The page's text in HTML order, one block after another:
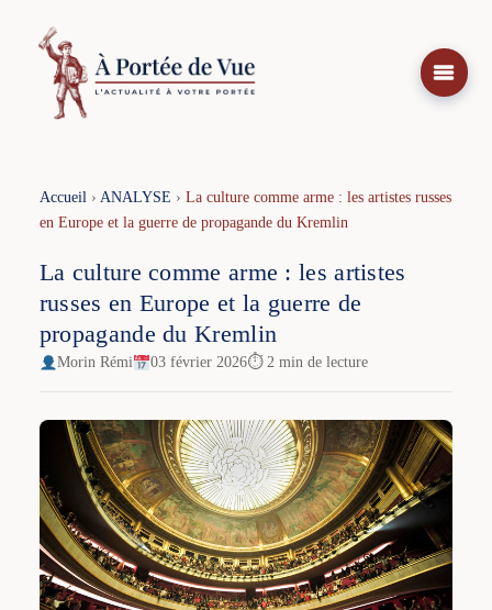
contenu
Accueil› ANALYSE › La culture comme arme : les artistes russes
en Europe et la guerre de propagande du Kremlin
La culture comme arme : les artistes
russes en Europe et la guerre de
propagande du Kremlin
Morin Rémi 03 février 2026⏱ 2 min de lecture